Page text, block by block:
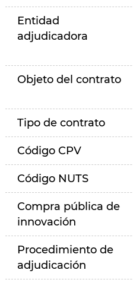
Entidad
adjudicadora
Objeto del contrato
Tipo de contrato
Código CPV
Código NUTS
Compra pública de
innovación
Procedimiento de
adjudicación